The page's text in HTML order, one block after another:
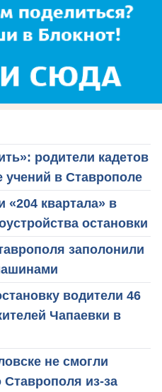
родители кадетов
учений в Ставрополе
«204 квартала» в
остановки
заполонили
водители 46
Чапаевки в
не смогли
из-за